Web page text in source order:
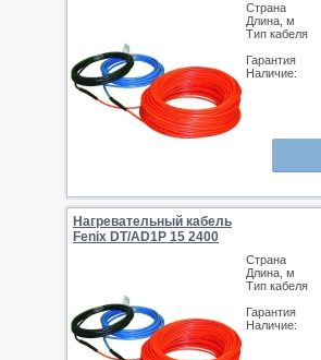
Страна
Длина, м
Тип кабеля
Гарантия
Наличие:
Нагревательный кабель
Fenix DT/AD1P 15 2400
Страна
Длина, м
Тип кабеля
Гарантия
Наличие: